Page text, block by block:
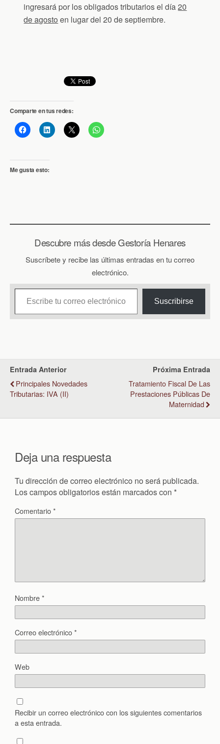
ingresará por los obligados tributarios el día20
de agosto en lugar del 20 de septiembre.
Comparte en tus redes:
Me gusta esto:
Descubre más desde Gestoría Henares
Suscríbete y recibe las últimas entradas en tu correo
electrónico.
Escribe tu correo electrónico…
Suscribirse
Entrada Anterior
Principales Novedades
Tributarias: IVA (II)
Próxima Entrada
Tratamiento Fiscal De Las
Prestaciones Públicas De
Maternidad
Deja una respuesta
Tu dirección de correo electrónico no será publicada.
Los campos obligatorios están marcados con *
Comentario*
Nombre*
Correo electrónico*
Web
Recibir un correo electrónico con los siguientes comentarios
a esta entrada.